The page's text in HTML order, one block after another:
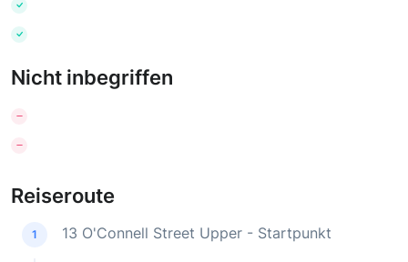
Nicht inbegriffen
Reiseroute
1 13 O'Connell Street Upper - Startpunkt